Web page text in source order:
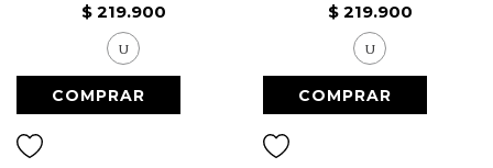
$ 219.900
U
$ 219.900
U
Falda
Body
8.